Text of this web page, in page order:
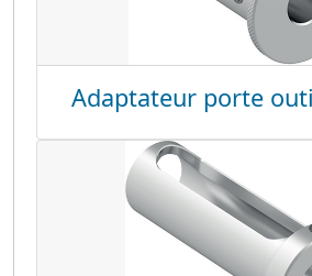
Adaptateur porte